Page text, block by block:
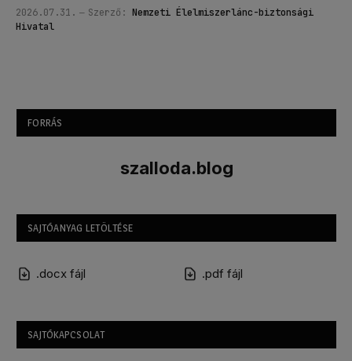
2026.07.31. Szerző: Nemzeti Élelmiszerlánc-biztonsági
Hivatal
FORRÁS
szalloda.blog
SAJTÓANYAG LETÖLTÉSE
.docx fájl .pdf fájl
SAJTÓKAPCSOLAT